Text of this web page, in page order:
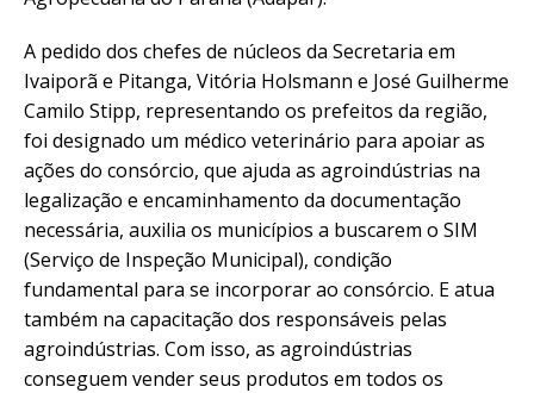
A pedido dos chefes de núcleos da Secretaria em
Ivaiporã e Pitanga, Vitória Holsmann e José Guilherme
Camilo Stipp, representando os prefeitos da região,
foi designado um médico veterinário para apoiar as
ações do consórcio, que ajuda as agroindústrias na
legalização e encaminhamento da documentação
necessária, auxilia os municípios a buscarem o SIM
(Serviço de Inspeção Municipal), condição
fundamental para se incorporar ao consórcio. E atua
também na capacitação dos responsáveis pelas
agroindústrias. Com isso, as agroindústrias
conseguem vender seus produtos em todos os